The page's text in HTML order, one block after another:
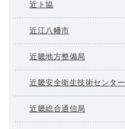
近ト協
近江八幡市
近畿地方整備局
近畿安全衛生技術センター
近畿総合通信局